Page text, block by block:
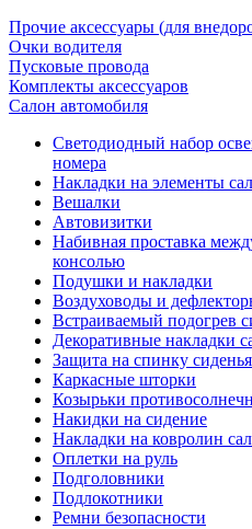
Прочие аксессуары (для
Очки водителя
Пусковые провода
Комплекты аксессуаров
Салон автомобиля
Светодиодный набор
номера
Накладки на элементы
Вешалки
Автовизитки
Набивная проставка
консолью
Подушки и накладки
Воздуховоды и
Встраиваемый подогрев
Декоративные накладки
Защита на спинку сиденья
Каркасные шторки
Козырьки
Накидки на сидение
Накладки на ковролин
Оплетки на руль
Подголовники
Подлокотники
Ремни безопасности